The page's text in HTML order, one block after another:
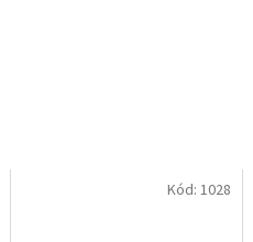
Kód: 1028